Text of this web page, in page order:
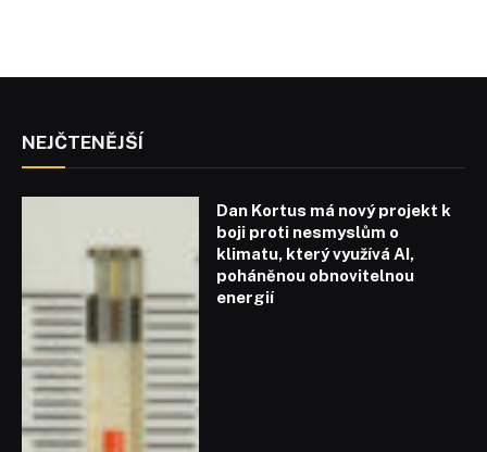
NEJČTENĚJŠÍ
Dan Kortus má nový projekt k
boji proti nesmyslům o
klimatu, který využívá AI,
poháněnou obnovitelnou
energií